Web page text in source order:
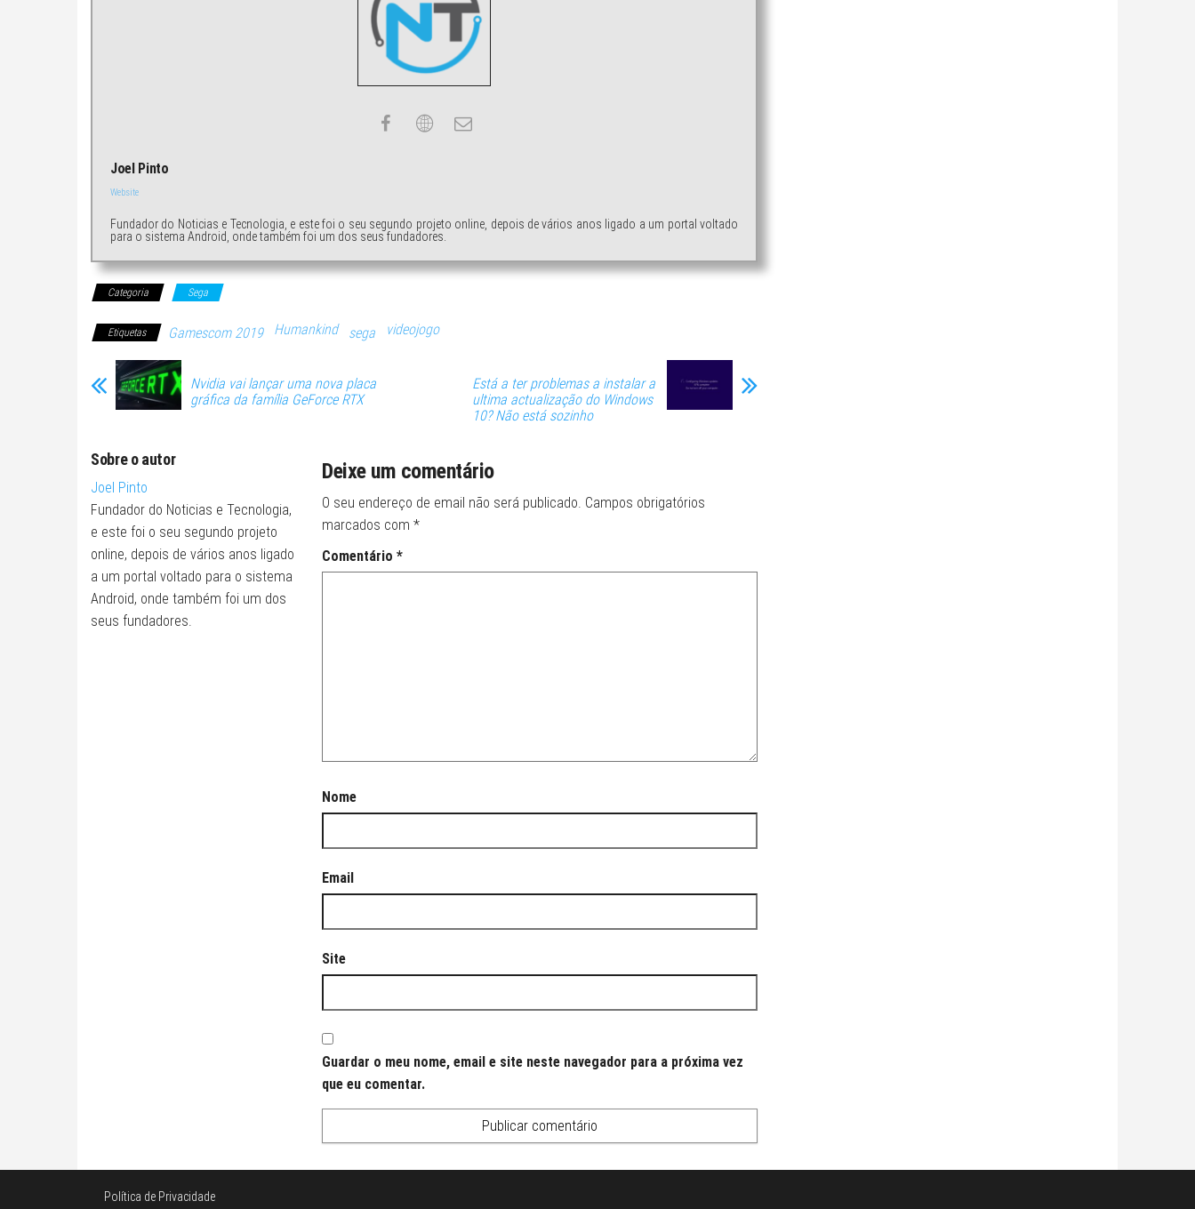
Joel Pinto
Website
Fundador do Noticias e Tecnologia, e este foi o seu segundo projeto online, depois de vários anos ligado a um portal voltado
para o sistema Android, onde também foi um dos seus fundadores.
Categoria Sega
Etiquetas Gamescom 2019 Humankind sega videojogo
Nvidia vai lançar uma nova placa
gráfica da família GeForce RTX
Está a ter problemas a instalar a
ultima actualização do Windows
10? Não está sozinho
Sobre o autor
Joel Pinto
Fundador do Noticias e Tecnologia,
e este foi o seu segundo projeto
online, depois de vários anos ligado
a um portal voltado para o sistema
Android, onde também foi um dos
seus fundadores.
Deixe um comentário
O seu endereço de email não será publicado. Campos obrigatórios
marcados com *
Comentário *
Nome
Email
Site
Guardar o meu nome, email e site neste navegador para a próxima vez
que eu comentar.
Política de Privacidade